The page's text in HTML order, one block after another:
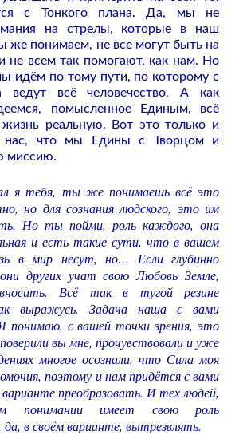
с Тонкого плана. Да, мы не
на стрелы, которые в наш
же понимаем, не все могут быть на
не всем так помогают, как нам. Но
идём по тому пути, по которому с
ведут всё человечество. А как
помысленное Единым, всё
жизнь реальную. Вот это только и
нас, что мы Едины с Творцом и
миссию.
я тебя, ты же понимаешь всё это
но для сознания людского, это им
Но ты пойми, роль каждого, она
и есть такие сути, что в вашем
в мир несут, но… Если глубинно
других учат свою Любовь Земле,
Всё так в тугой резине
выражусь. Задача наша с вами
понимаю, с вашей точки зрения, это
вы мне, прочувствовали и уже
многое осознали, что Сила моя
поэтому и нам придётся с вами
преобразовать. И тех людей,
понимании имеет свою роль
в своём варианте, вытрезвлять.